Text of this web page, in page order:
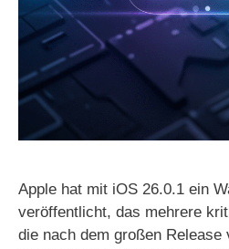
Apple hat mit iOS 26.0.1 ein
veröffentlicht, das mehrere
die nach dem großen Release